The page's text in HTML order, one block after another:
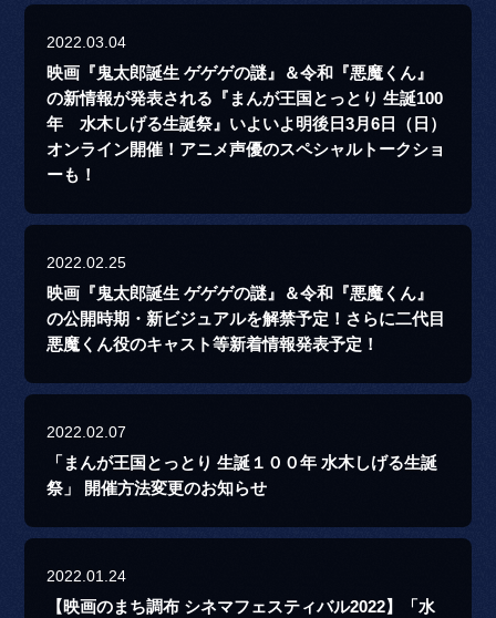
2022.03.04
映画『鬼太郎誕生 ゲゲゲの謎』＆令和『悪魔くん』
の新情報が発表される『まんが王国とっとり 生誕100
年 水木しげる生誕祭』いよいよ明後日3月6日（日）
オンライン開催！アニメ声優のスペシャルトークショ
ーも！
2022.02.25
映画『鬼太郎誕生 ゲゲゲの謎』＆令和『悪魔くん』
の公開時期・新ビジュアルを解禁予定！さらに二代目
悪魔くん役のキャスト等新着情報発表予定！
2022.02.07
「まんが王国とっとり 生誕１００年 水木しげる生誕
祭」 開催方法変更のお知らせ
2022.01.24
【映画のまち調布 シネマフェスティバル2022】「水